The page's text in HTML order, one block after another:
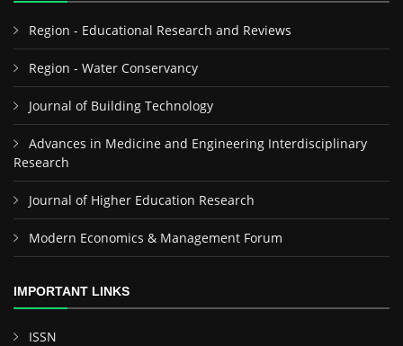
Region - Educational Research and Reviews
Region - Water Conservancy
Journal of Building Technology
Advances in Medicine and Engineering Interdisciplinary
Research
Journal of Higher Education Research
Modern Economics & Management Forum
IMPORTANT LINKS
ISSN